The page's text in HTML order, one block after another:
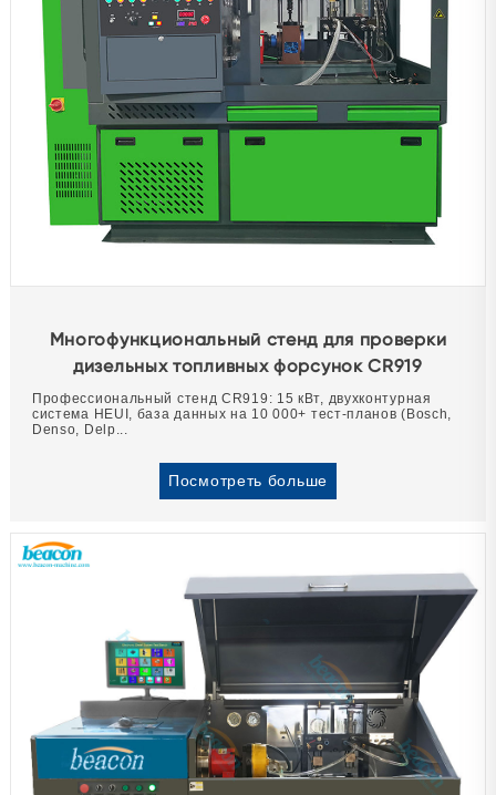
Другой испытательный стенд
Балансировочная машина
Средства защиты автомобиля
Диагностическое оборудование
Расточной шлифовальный станок
Другие продукты
Многофункциональный стенд для проверки
дизельных топливных форсунок CR919
Профессиональный стенд CR919: 15 кВт, двухконтурная
система HEUI, база данных на 10 000+ тест-планов (Bosch,
Denso, Delp...
Посмотреть больше